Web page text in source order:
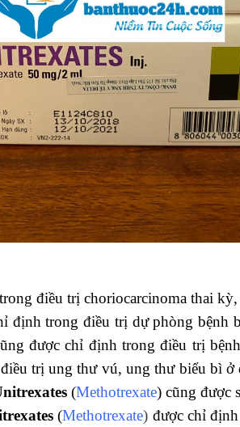
điều trị choriocarcinoma thai
định trong điều trị dự phòng bệnh
được chỉ định trong điều trị
trị ung thư vú, ung thư biểu bì
(Methotrexate) cũng được
(Methotrexate) được chỉ